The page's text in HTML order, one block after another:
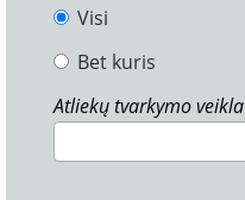
Visi
Bet kuris
Atliekų tvarkymo veikla